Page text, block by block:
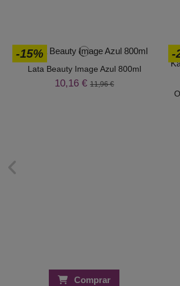
-15%
Lata Beauty Image Azul 800ml
10,16 € 11,96 €
Comprar
-